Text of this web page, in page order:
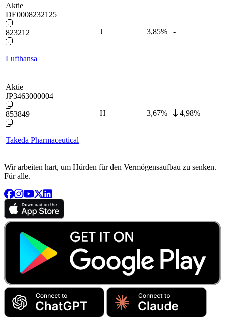
Aktie
DE0008232125
823212
Lufthansa
J 3,85% -
Aktie
JP3463000004
853849
Takeda Pharmaceutical
H 3,67% 4,98%
Wir arbeiten hart, um Hürden für den Vermögensaufbau zu senken.
Für alle.